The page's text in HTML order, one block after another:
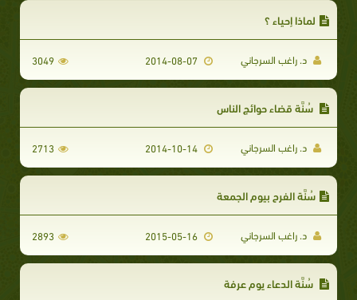
لماذا إحياء ؟
د. راغب السرجاني 3049
سُنَّة قضاء حوائج الناس
د. راغب السرجاني 2014-10-14
2713
سُنَّة الفرح بيوم الجمعة
د. راغب السرجاني 2015-05-16
2893
سُنَّة الدعاء يوم عرفة